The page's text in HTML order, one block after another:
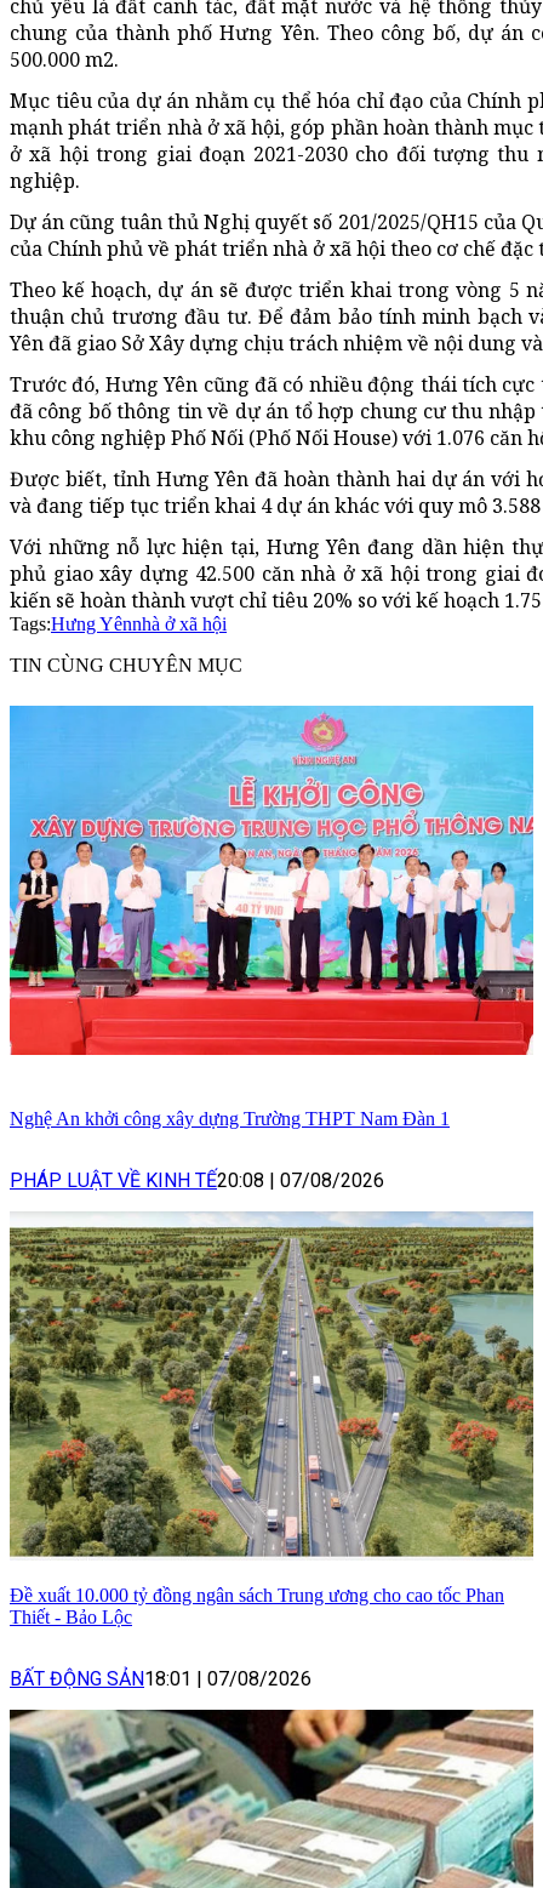
chủ yếu là đất canh tác, đất mặt nước và hệ thống
chung của thành phố Hưng Yên. Theo công bố, dự án
500.000 m2.
Mục tiêu của dự án nhằm cụ thể hóa chỉ đạo của Chính
mạnh phát triển nhà ở xã hội, góp phần hoàn thành
ở xã hội trong giai đoạn 2021-2030 cho đối tượng thu
nghiệp.
Dự án cũng tuân thủ Nghị quyết số 201/2025/QH15 của
của Chính phủ về phát triển nhà ở xã hội theo cơ chế đặc
Theo kế hoạch, dự án sẽ được triển khai trong vòng 5
thuận chủ trương đầu tư. Để đảm bảo tính minh bạch
Yên đã giao Sở Xây dựng chịu trách nhiệm về nội dung
Trước đó, Hưng Yên cũng đã có nhiều động thái tích
đã công bố thông tin về dự án tổ hợp chung cư thu nhập
khu công nghiệp Phố Nối (Phố Nối House) với 1.076 căn
Được biết, tỉnh Hưng Yên đã hoàn thành hai dự án với
và đang tiếp tục triển khai 4 dự án khác với quy mô 3.588
Với những nỗ lực hiện tại, Hưng Yên đang dần hiện
phủ giao xây dựng 42.500 căn nhà ở xã hội trong giai
kiến sẽ hoàn thành vượt chỉ tiêu 20% so với kế hoạch
Tags:Hưng Yênnhà ở xã hội
TIN CÙNG CHUYÊN MỤC
Nghệ An khởi công xây dựng Trường THPT Nam Đàn 1
PHÁP LUẬT VỀ KINH TẾ20:08 07/08/2026
Đề xuất 10.000 tỷ đồng ngân sách Trung ương cho cao tốc Phan
Thiết - Bảo Lộc
BẤT ĐỘNG SẢN18:01 07/08/2026